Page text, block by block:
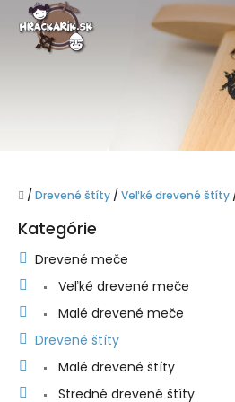
Domov
/ Drevené štíty / Veľké drevené štíty
o
a
Preskočiť
Kategórie
Drevené meče
Veľké drevené meče
Malé drevené meče
Drevené štíty
Malé drevené štíty
Stredné drevené štíty